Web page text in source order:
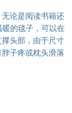
论是阅读书籍还
的毯子，可以在
头部，由于尺寸
子疼或枕头滑落